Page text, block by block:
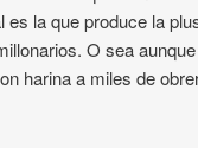
es la que produce la
O sea
harina a miles de